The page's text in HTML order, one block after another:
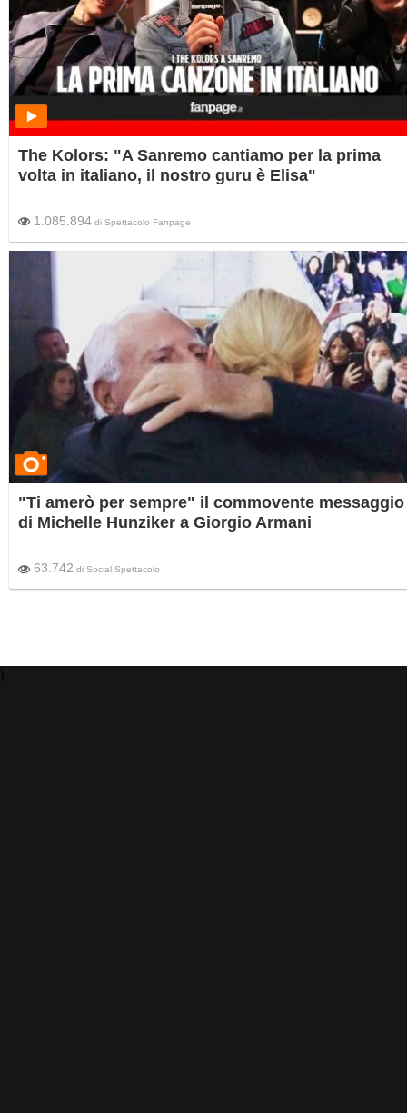
The Kolors: "A Sanremo cantiamo per la prima
volta in italiano, il nostro guru è Elisa"
1.085.894 di Spettacolo Fanpage
"Ti amerò per sempre" il commovente messaggio
di Michelle Hunziker a Giorgio Armani
63.742 di Social Spettacolo